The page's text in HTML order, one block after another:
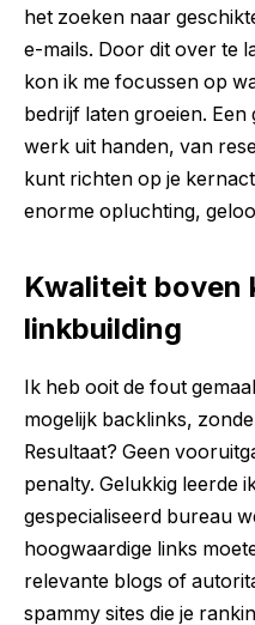
het zoeken naar
e-mails. Door dit over te
kon ik me focussen op
bedrijf laten groeien.
werk uit handen, van
kunt richten op je
enorme opluchting,
Kwaliteit boven
linkbuilding
Ik heb ooit de fout
mogelijk backlinks,
Resultaat? Geen
penalty. Gelukkig leerde
gespecialiseerd bureau
hoogwaardige links
relevante blogs of
spammy sites die je